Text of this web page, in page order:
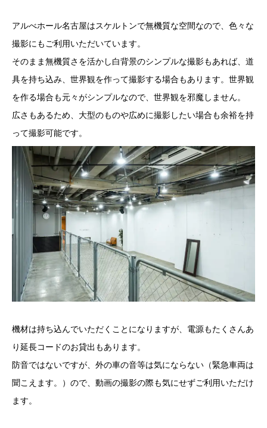
アルべホール名古屋はスケルトンで無機質な空間なので、色々な
撮影にもご利用いただいています。
そのまま無機質さを活かし白背景のシンプルな撮影もあれば、道
具を持ち込み、世界観を作って撮影する場合もあります。世界観
を作る場合も元々がシンプルなので、世界観を邪魔しません。
広さもあるため、大型のものや広めに撮影したい場合も余裕を持
って撮影可能です。
機材は持ち込んでいただくことになりますが、電源もたくさんあ
り延長コードのお貸出もあります。
防音ではないですが、外の車の音等は気にならない（緊急車両は
聞こえます。）ので、動画の撮影の際も気にせずご利用いただけ
ます。